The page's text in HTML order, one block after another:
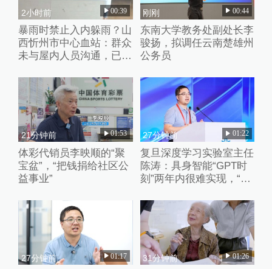
2小时前 00:39
暴雨时禁止入内躲雨？山
西忻州市中心血站：群众
未与屋内人员沟通，已批
刚刚 00:44
东南大学教务处副处长李
骏扬，拟调任云南楚雄州
公务员
21分钟前 01:53
体彩代销员李映顺的“聚
宝盆”，“把钱捐给社区公
益事业”
27分钟前 01:22
复旦深度学习实验室主任
陈涛：具身智能“GPT时
刻”两年内很难实现，“卷
是外围的修修补补
27分钟前 01:17 31分钟前 01:26